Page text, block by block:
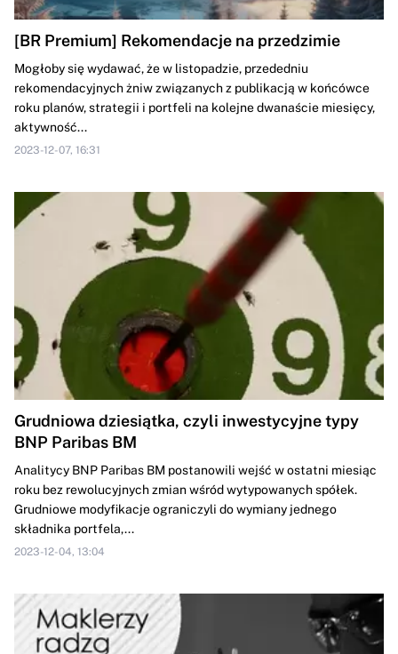
[BR Premium] Rekomendacje na przedzimie
Mogłoby się wydawać, że w listopadzie, przededniu
rekomendacyjnych żniw związanych z publikacją w końcówce
roku planów, strategii i portfeli na kolejne dwanaście miesięcy,
aktywność...
2023-12-07, 16:31
Grudniowa dziesiątka, czyli inwestycyjne typy
BNP Paribas BM
Analitycy BNP Paribas BM postanowili wejść w ostatni miesiąc
roku bez rewolucyjnych zmian wśród wytypowanych spółek.
Grudniowe modyfikacje ograniczyli do wymiany jednego
składnika portfela,...
2023-12-04, 13:04